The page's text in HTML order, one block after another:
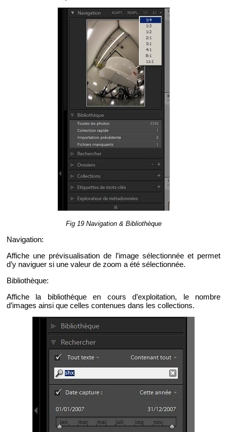
Fig 19 Na­vi­ga­tion & Bi­blio­thèque
Na­vi­ga­tion:
Af­fiche une pré­vi­sua­li­sa­tion de l’image sé­lec­tion­née et per­met
d’y na­vi­guer si une va­leur de zoom a été sé­lec­tion­née.
Bi­blio­thèque:
Af­fiche la bi­blio­thèque en cours d’ex­ploi­ta­tion, le nombre
d’images ainsi que celles conte­nues dans les col­lec­tions.